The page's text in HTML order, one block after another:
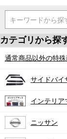
キーワードから探
カテゴリから探
通常商品以外の特
サイドバイ
インテリア
ニッサン